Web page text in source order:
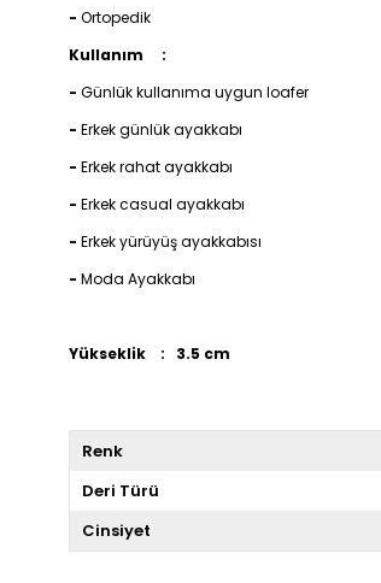
- Ortopedik
Kullanım :
- Günlük kullanıma uygun loafer
- Erkek günlük ayakkabı
- Erkek rahat ayakkabı
- Erkek casual ayakkabı
- Erkek yürüyüş ayakkabısı
- Moda Ayakkabı
Yükseklik : 3.5 cm
Renk
Deri Türü
Cinsiyet